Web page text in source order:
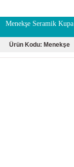
Menekşe Seramik Kupa
Ürün Kodu: Menekşe